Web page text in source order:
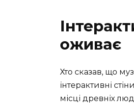
оживає
Хто сказав, що
інтерактивні
місці древніх